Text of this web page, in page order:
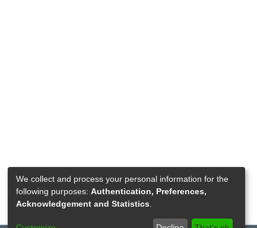
We collect and process your personal information for the
following purposes: Authentication, Preferences,
Acknowledgement and Statistics